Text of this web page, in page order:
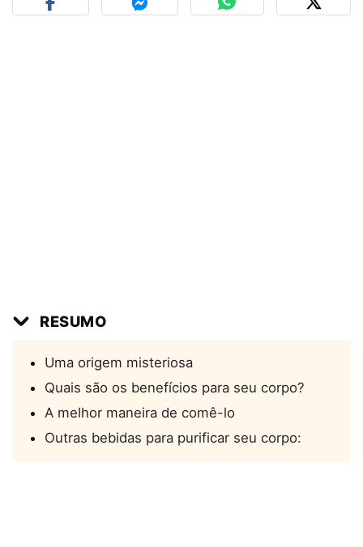
RESUMO
Uma origem misteriosa
Quais são os benefícios para seu corpo?
A melhor maneira de comê-lo
Outras bebidas para purificar seu corpo: